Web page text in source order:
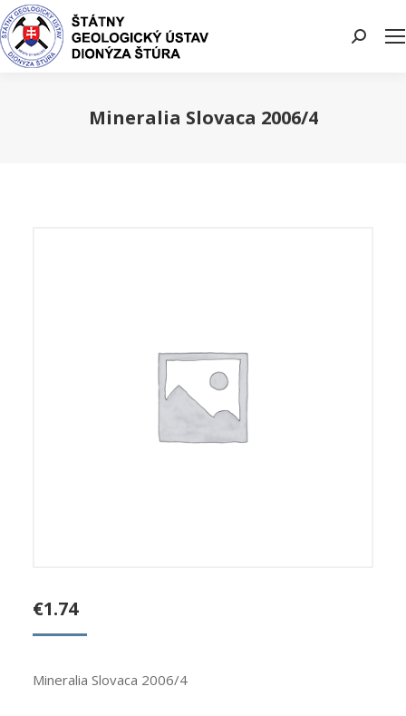
Search:
Mineralia Slovaca 2006/4
€1.74
Mineralia Slovaca 2006/4